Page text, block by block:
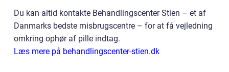
Du kan altid kontakte Behandlingscenter Stien – et af
Danmarks bedste misbrugscentre – for at få vejledning
omkring ophør af pille indtag.
Læs mere på behandlingscenter-stien.dk